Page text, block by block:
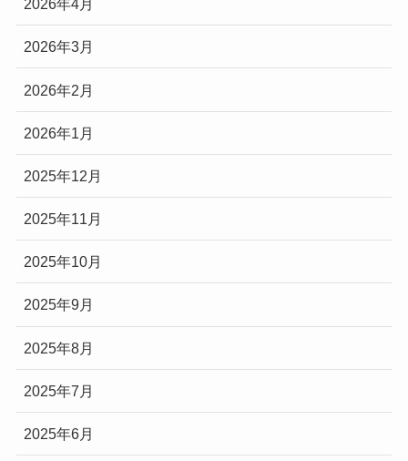
2026年4月
2026年3月
2026年2月
2026年1月
2025年12月
2025年11月
2025年10月
2025年9月
2025年8月
2025年7月
2025年6月